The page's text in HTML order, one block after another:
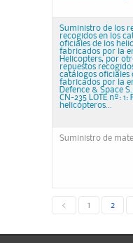
Suministro de los
recogidos en los
oficiales de los
fabricados por la
Helicopters, por
repuestos
catálogos oficiales
fabricados por la
Defence & Space
CN-235 LOTE nº: 1:
helicópteros...
Suministro de
< 1 2